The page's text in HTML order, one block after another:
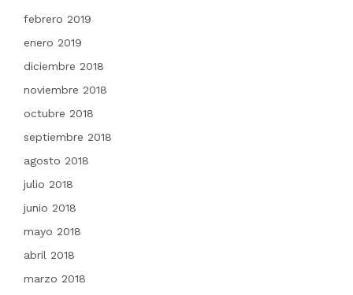
febrero 2019
enero 2019
diciembre 2018
noviembre 2018
octubre 2018
septiembre 2018
agosto 2018
julio 2018
junio 2018
mayo 2018
abril 2018
marzo 2018